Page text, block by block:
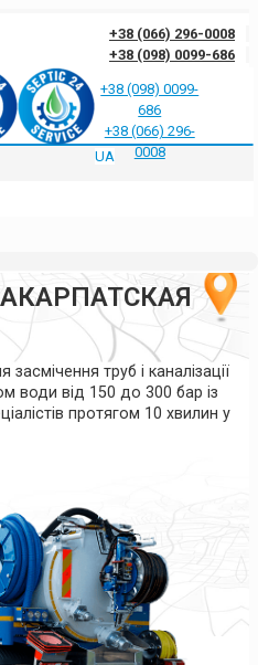
+38 (066) 296-0008
+38 (098) 0099-686
часті запитання Блог
Контакти
+38 (098) 0099-
686
+38 (066) 296-
0008
UA
ТА
труб і каналізації
води від 150 до 300 бар із
протягом 10 хвилин у